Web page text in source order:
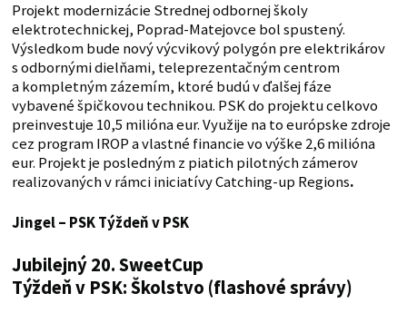
Projekt modernizácie Strednej odbornej školy
elektrotechnickej, Poprad-Matejovce bol spustený.
Výsledkom bude nový výcvikový polygón pre elektrikárov
s odbornými dielňami, teleprezentačným centrom
a kompletným zázemím, ktoré budú v ďalšej fáze
vybavené špičkovou technikou. PSK do projektu celkovo
preinvestuje 10,5 milióna eur. Využije na to európske zdroje
cez program IROP a vlastné financie vo výške 2,6 milióna
eur. Projekt je posledným z piatich pilotných zámerov
realizovaných v rámci iniciatívy Catching-up Regions.
Jingel – PSK Týždeň v PSK
Jubilejný 20. SweetCup
Týždeň v PSK: Školstvo (flashové správy)